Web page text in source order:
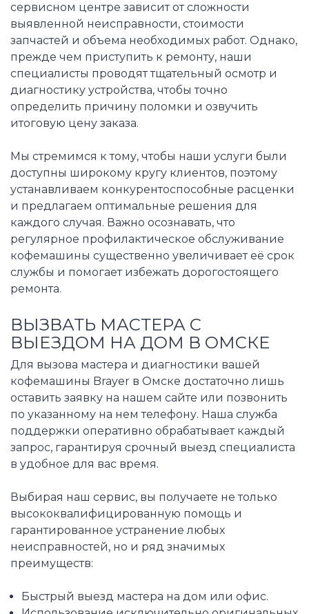
сервисном центре зависит от сложности
выявленной неисправности, стоимости
запчастей и объема необходимых работ. Однако,
прежде чем приступить к ремонту, наши
специалисты проводят тщательный осмотр и
диагностику устройства, чтобы точно
определить причину поломки и озвучить
итоговую цену заказа.
Мы стремимся к тому, чтобы наши услуги были
доступны широкому кругу клиентов, поэтому
устанавливаем конкурентоспособные расценки
и предлагаем оптимальные решения для
каждого случая. Важно осознавать, что
регулярное профилактическое обслуживание
кофемашины существенно увеличивает её срок
службы и помогает избежать дорогостоящего
ремонта.
ВЫЗВАТЬ МАСТЕРА С
ВЫЕЗДОМ НА ДОМ В ОМСКЕ
Для вызова мастера и диагностики вашей
кофемашины Brayer в Омске достаточно лишь
оставить заявку на нашем сайте или позвонить
по указанному на нем телефону. Наша служба
поддержки оперативно обрабатывает каждый
запрос, гарантируя срочный выезд специалиста
в удобное для вас время.
Выбирая наш сервис, вы получаете не только
высококвалифицированную помощь и
гарантированное устранение любых
неисправностей, но и ряд значимых
преимуществ:
Быстрый выезд мастера на дом или офис.